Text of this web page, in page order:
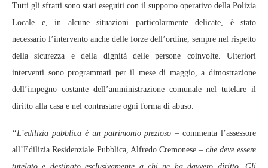
Tutti gli sfratti sono stati eseguiti con il supporto operativo della Polizia
Locale e, in alcune situazioni particolarmente delicate, è stato
necessario l’intervento anche delle forze dell’ordine, sempre nel rispetto
della sicurezza e della dignità delle persone coinvolte. Ulteriori
interventi sono programmati per il mese di maggio, a dimostrazione
dell’impegno costante dell’amministrazione comunale nel tutelare il
diritto alla casa e nel contrastare ogni forma di abuso.
“L’edilizia pubblica è un patrimonio prezioso –commenta l’assessore
all’Edilizia Residenziale Pubblica, Alfredo Cremonese – che deve essere